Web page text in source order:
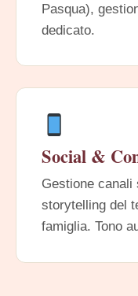
Pasqua),
dedicato.
Social &
Gestione
storytelling del
famiglia. Tono